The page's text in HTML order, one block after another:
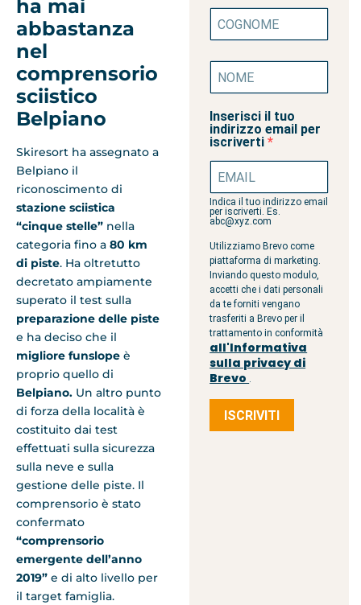
ha mai
abbastanza
nel
comprensorio
sciistico
Belpiano
Skiresort ha assegnato a
Belpiano il
riconoscimento di
stazione sciistica
“cinque stelle” nella
categoria fino a 80 km
di piste. Ha oltretutto
decretato ampiamente
superato il test sulla
preparazione delle piste
e ha deciso che il
migliore funslope è
proprio quello di
Belpiano. Un altro punto
di forza della località è
costituito dai test
effettuati sulla sicurezza
sulla neve e sulla
gestione delle piste. Il
comprensorio è stato
confermato
“comprensorio
emergente dell’anno
2019” e di alto livello per
il target famiglia.
Inserisci il tuo
indirizzo email per
iscriverti
Indica il tuo indirizzo email
per iscriverti. Es.
abc@xyz.com
Utilizziamo Brevo come
piattaforma di marketing.
Inviando questo modulo,
accetti che i dati personali
da te forniti vengano
trasferiti a Brevo per il
trattamento in conformità
all'Informativa
sulla privacy di
Brevo .
ISCRIVITI